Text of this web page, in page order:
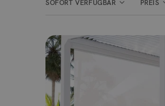
SOFORT VERFÜGBAR PREIS